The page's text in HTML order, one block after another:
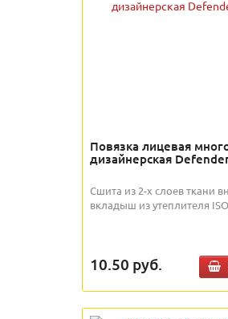
Повязка лицевая
дизайнерская
Сшита из 2-х слоев ткани
вкладыш из утеплителя
10.50 руб.